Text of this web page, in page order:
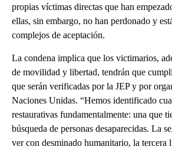
propias víctimas directas que han
ellas, sin embargo, no han perdonado y
complejos de aceptación.
La condena implica que los victimarios,
de movilidad y libertad, tendrán que
que serán verificadas por la JEP y por
Naciones Unidas. “Hemos identificado
restaurativas fundamentalmente: una que
búsqueda de personas desaparecidas. La
ver con desminado humanitario, la tercera